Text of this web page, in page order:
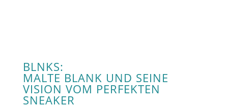
BLNKS:
MALTE BLANK UND SEINE
VISION VOM PERFEKTEN
SNEAKER